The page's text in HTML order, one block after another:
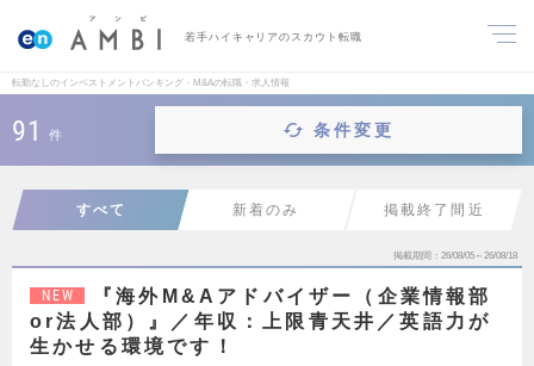
若手ハイキャリアのスカウト転職
転勤なしのインベストメントバンキング・M&Aの転職・求人情報
91 件 条件変更
すべて 新着のみ 掲載終了間近
掲載期間 26/08/05～26/08/18
NEW
『海外M&Aアドバイザー（企業情報部
or法人部）』／年収：上限青天井／英語力が
生かせる環境です！